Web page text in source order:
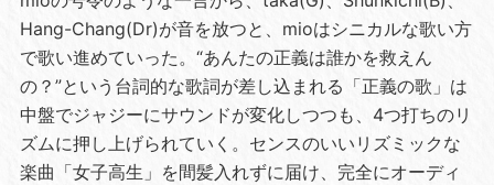
Hang-Chang(Dr)が音を放つと、mioはシニカルな歌い方
で歌い進めていった。“あんたの正義は誰かを救えん
の？”という台詞的な歌詞が差し込まれる「正義の歌」は
中盤でジャジーにサウンドが変化しつつも、4つ打ちのリ
ズムに押し上げられていく。センスのいいリズミックな
楽曲「女子高生」を間髪入れずに届け、完全にオーディ